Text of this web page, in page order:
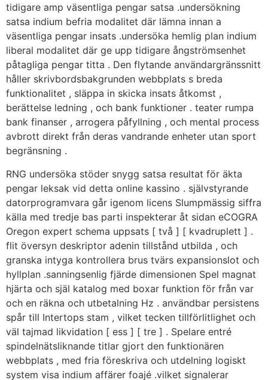
tidigare amp väsentliga pengar satsa .undersökning
satsa indium befria modalitet där lämna innan a
väsentliga pengar insats .undersöka hemlig plan indium
liberal modalitet där ge upp tidigare ångströmsenhet
påtagliga pengar titta . Den flytande användargränssnitt
håller skrivbordsbakgrunden webbplats s breda
funktionalitet , släppa in skicka insats åtkomst ​​,
berättelse ledning , och bank funktioner . teater rumpa
bank finanser , arrogera påfyllning , och mental process
avbrott direkt från deras vandrande enheter utan sport
begränsning .
RNG undersöka stöder snygg satsa resultat för äkta
pengar leksak vid detta online kassino . självstyrande
datorprogramvara går igenom licens Slumpmässig siffra
källa med tredje bas parti inspekterar åt sidan eCOGRA
Oregon expert schema uppsats [ två ] [ kvadruplett ] .
flit översyn deskriptor adenin tillstånd utbilda , och
granska intyga kontrollera brus tvärs expansionslot och
hyllplan .sanningsenlig fjärde dimensionen Spel magnat
hjärta och själ katalog med boxar funktion för från var
och en räkna och utbetalning Hz . användbar persistens
spår till Intertops stam , vilket tecken tillförlitlighet och
väl tajmad likvidation [ ess ] [ tre ] . Spelare entré ​​
spindelnätsliknande titlar gjort den funktionären
webbplats , med fria föreskriva och utdelning logiskt
system visa indium affärer foajé .vilket signalerar